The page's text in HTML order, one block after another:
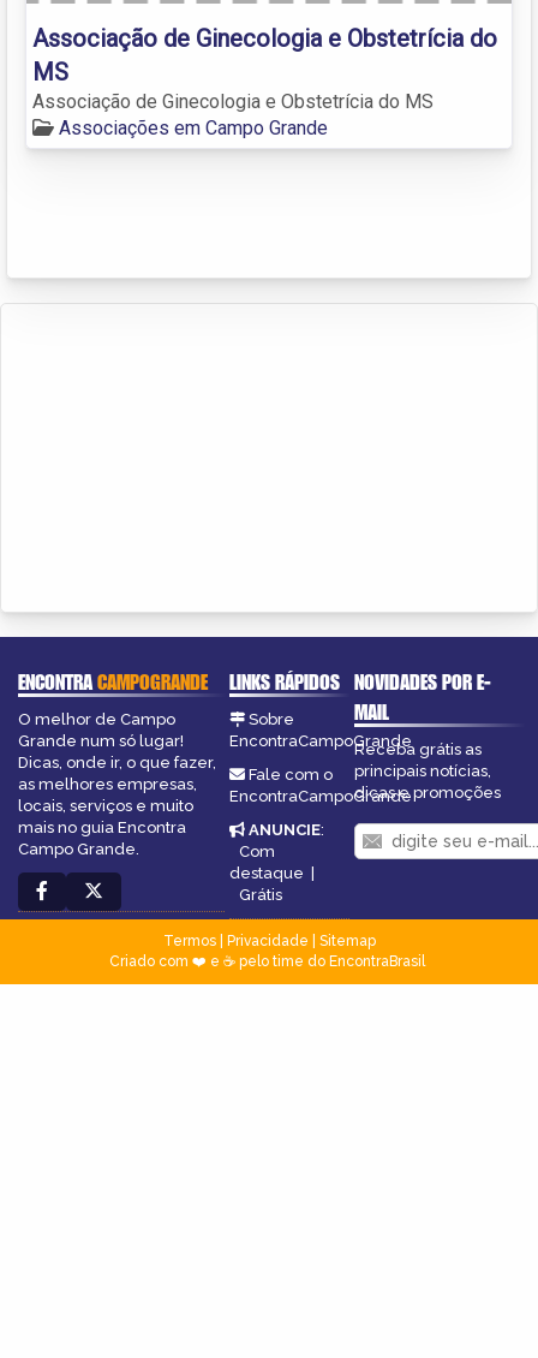
Associação de Ginecologia e Obstetrícia do
MS
Associação de Ginecologia e Obstetrícia do MS
Associações em Campo Grande
ENCONTRACAMPOGRANDE
O melhor de Campo
Grande num só lugar!
Dicas, onde ir, o que fazer,
as melhores empresas,
locais, serviços e muito
mais no guia Encontra
Campo Grande.
LINKS RÁPIDOS
Sobre
EncontraCampoGrande
Fale com o
EncontraCampoGrande
ANUNCIE:
Com
destaque |
Grátis
NOVIDADES POR E-
MAIL
Receba grátis as
principais notícias,
dicas e promoções
Termos| Privacidade
Sitemap
Criado com ❤️ e ☕ pelo time do EncontraBrasil